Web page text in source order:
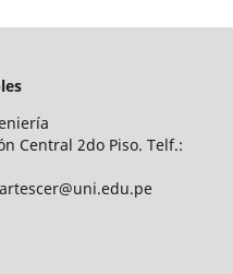
Central 2do Piso. Telf.: